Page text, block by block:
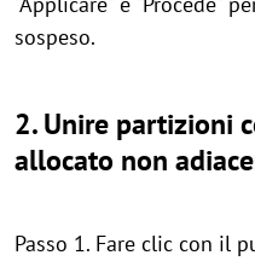
sospeso.
2. Unire partizioni
allocato non
Passo 1. Fare clic con il